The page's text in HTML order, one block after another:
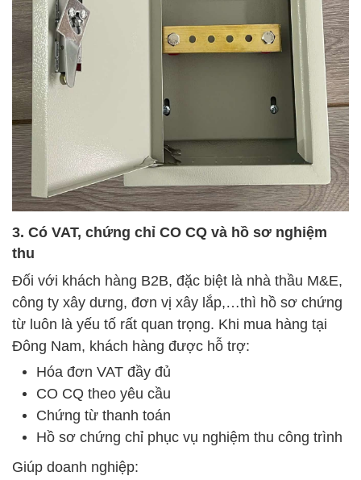
3. Có VAT, chứng chỉ CO CQ và hồ sơ nghiệm
thu
Đối với khách hàng B2B, đặc biệt là nhà thầu M&E,
công ty xây dưng, đơn vị xây lắp,…thì hồ sơ chứng
từ luôn là yếu tố rất quan trọng. Khi mua hàng tại
Đông Nam, khách hàng được hỗ trợ:
Hóa đơn VAT đầy đủ
CO CQ theo yêu cầu
Chứng từ thanh toán
Hồ sơ chứng chỉ phục vụ nghiệm thu công trình
Giúp doanh nghiệp: